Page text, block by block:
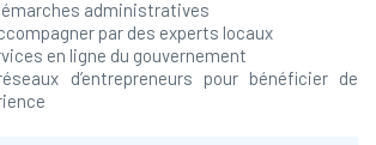
administratives
par des experts locaux
en ligne du gouvernement
d’entrepreneurs pour bénéficier de